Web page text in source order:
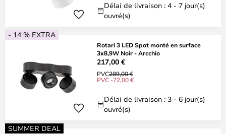
Délai de livraison : 4 - 7 jour(s)
ouvré(s)
- 14 % EXTRA
Rotari 3 LED Spot monté en surface
3x8,9W Noir - Arcchio
217,00 €
PVC289,00 €
PVC -72,00 €
Délai de livraison : 3 - 6 jour(s)
ouvré(s)
SUMMER DEAL